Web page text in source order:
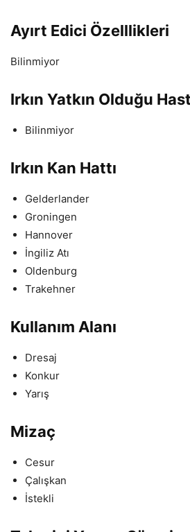
Ayırt Edici Özelllikleri
Bilinmiyor
Irkın Yatkın Olduğu
Bilinmiyor
Irkın Kan Hattı
Gelderlander
Groningen
Hannover
İngiliz Atı
Oldenburg
Trakehner
Kullanım Alanı
Dresaj
Konkur
Yarış
Mizaç
Cesur
Çalışkan
İstekli